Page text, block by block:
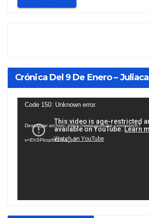
Crónica Del 9 De Enero – Juliaca
Reproductor
vídeo
Code 150: Unknown error.
Descargar archivo: https://www.youtube.com/watch?
v=EhSPkop8KPY&_=2